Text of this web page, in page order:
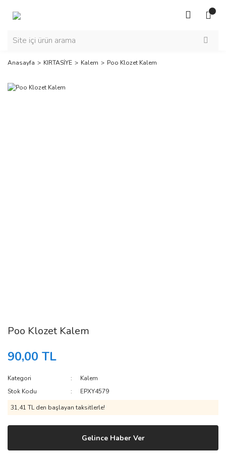
Anasayfa KIRTASİYE Kalem Poo Klozet Kalem
Poo Klozet Kalem
90,00 TL
Kategori
Kalem
Stok Kodu
EPXY4579
31,41 TL den başlayan taksitlerle!
Gelince Haber Ver